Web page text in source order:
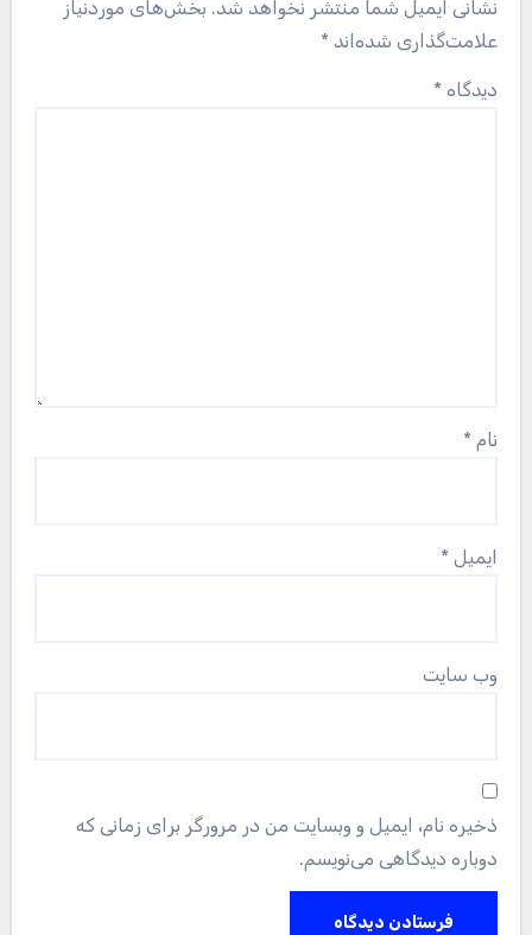
نشانی ایمیل شما منتشر نخواهد شد. بخش‌های موردنیاز
علامت‌گذاری شده‌اند *
دیدگاه *
نام *
ایمیل *
وب‌ سایت
ذخیره نام، ایمیل و وبسایت من در مرورگر برای زمانی که
دوباره دیدگاهی می‌نویسم.